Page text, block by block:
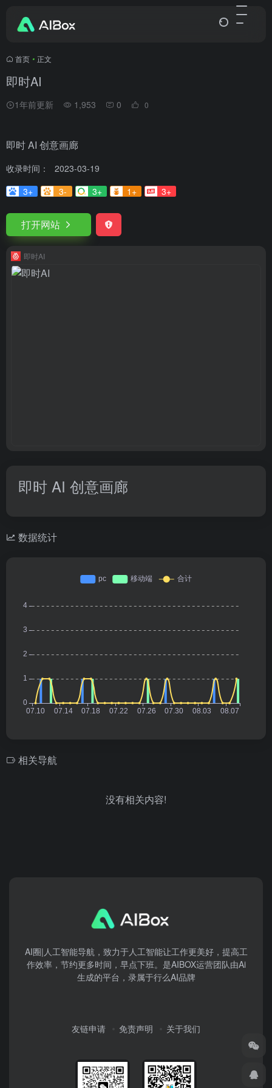
首页 • 正文
即时AI
1年前更新 1,953 0 0
即时 AI 创意画廊
收录时间：
2023-03-19
3+
3- 3+ 1+ 3+
打开网站
即时AI
即时 AI 创意画廊
数据统计
相关导航
没有相关内容!
AI圈|人工智能导航，致力于人工智能让工作更美好，提高工
作效率，节约更多时间，早点下班。是AIBOX运营团队由Ai
生成的平台，录属于行么AI品牌
友链申请 免责声明 关于我们